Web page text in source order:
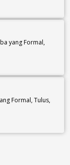
yang Formal,
Formal, Tulus,